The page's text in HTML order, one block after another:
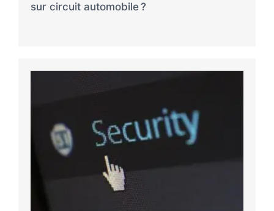
sur circuit automobile ?